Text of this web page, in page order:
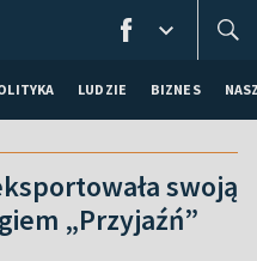
LUDZIE BIZNES
swoją
„Przyjaźń”